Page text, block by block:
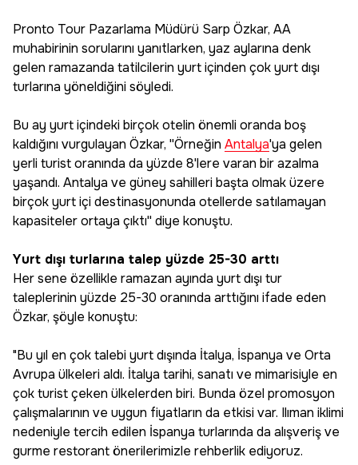
Pronto Tour Pazarlama Müdürü Sarp Özkar, AA
muhabirinin sorularını yanıtlarken, yaz aylarına denk
gelen ramazanda tatilcilerin yurt içinden çok yurt dışı
turlarına yöneldiğini söyledi.
Bu ay yurt içindeki birçok otelin önemli oranda boş
kaldığını vurgulayan Özkar, ''Örneğin Antalya'ya gelen
yerli turist oranında da yüzde 8'lere varan bir azalma
yaşandı. Antalya ve güney sahilleri başta olmak üzere
birçok yurt içi destinasyonunda otellerde satılamayan
kapasiteler ortaya çıktı'' diye konuştu.
Yurt dışı turlarına talep yüzde 25-30 arttı
Her sene özellikle ramazan ayında yurt dışı tur
taleplerinin yüzde 25-30 oranında arttığını ifade eden
Özkar, şöyle konuştu:
"Bu yıl en çok talebi yurt dışında İtalya, İspanya ve Orta
Avrupa ülkeleri aldı. İtalya tarihi, sanatı ve mimarisiyle en
çok turist çeken ülkelerden biri. Bunda özel promosyon
çalışmalarının ve uygun fiyatların da etkisi var. Ilıman iklimi
nedeniyle tercih edilen İspanya turlarında da alışveriş ve
gurme restorant önerilerimizle rehberlik ediyoruz.